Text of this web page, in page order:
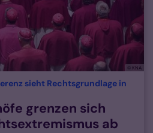
© KNA
sieht Rechtsgrundlage in
grenzen sich
ab